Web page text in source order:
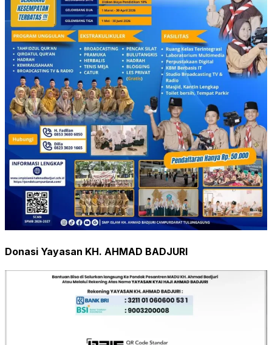
Donasi Yayasan KH. AHMAD BADJURI